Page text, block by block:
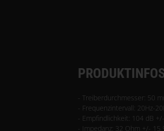
- Treiberdurchmesser: 50
- Frequenzintervall: 20Hz-
- Empfindlichkeit: 104 dB
- Impedanz: 32 Ohm +/- 15